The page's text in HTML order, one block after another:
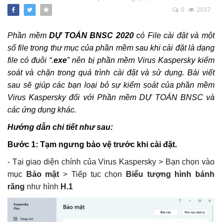
Bộ cài DỰ TOÁN BNSC (cập nhật đến ngày
Chi phí thẩm tra Thiết kế và thẩm tra Dự
toán khi nào thì được điều chỉnh k=1,2
Khắc Tiệp 0981757527 5 Thg 1, 2022
1.1 Cài đặt phần mềm DỰ TOÁN BNSC
Khắc Tiệp 0981757527
2.56 Hướng dẫn xác định Chi phí chung
trên DỰ TOÁN BNSC
Khắc Tiệp 0981757527 7 Thg 2, 2020 0 143
3.1 Thẩm định file Dự toán BNSC
0
2037
Phần mềmDỰ TOÁN BNSC 2020có File cài đặt và một
số file trong thư mục của phần mềm sau khi cài đặt là dạng
file có đuôi “.exe” nên bị phần mềm Virus Kaspersky kiểm
soát và chặn trong quá trình cài đặt và sử dụng. Bài viết
sau sẽ giúp các bạn loại bỏ sự kiểm soát của phần mềm
Virus Kaspersky đối với Phần mềm DỰ TOÁN BNSC và
các ứng dụng khác.
Hướng dẫn chi tiết như sau:
Bước 1: Tạm ngưng bảo vệ trước khi cài đặt.
- Tại giao diện chính của Virus Kaspersky > Bạn chọn vào
mục
Bảo mật > Tiếp tục chọn
Biểu tượng hình bánh
răng như hình H.1